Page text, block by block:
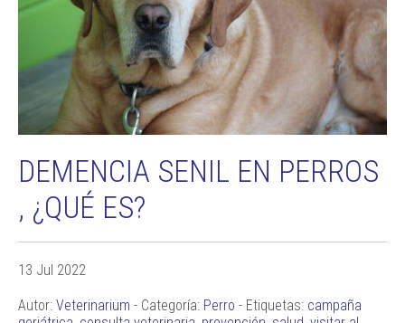
DEMENCIA SENIL EN PERROS
, ¿QUÉ ES?
13 Jul 2022
Autor: Veterinarium - Categoría: Perro - Etiquetas: campaña